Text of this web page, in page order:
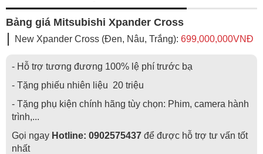
Bảng giá Mitsubishi Xpander Cross
New Xpander Cross (Đen, Nâu, Trắng): 699,000,000VNĐ
- Hỗ trợ tương đương 100% lệ phí trước bạ
- Tặng phiếu nhiên liệu 20 triệu
- Tặng phụ kiện chính hãng tùy chọn: Phim, camera hành
trình,...
Gọi ngay Hotline: 0902575437 để được hỗ trợ tư vấn tốt
nhất